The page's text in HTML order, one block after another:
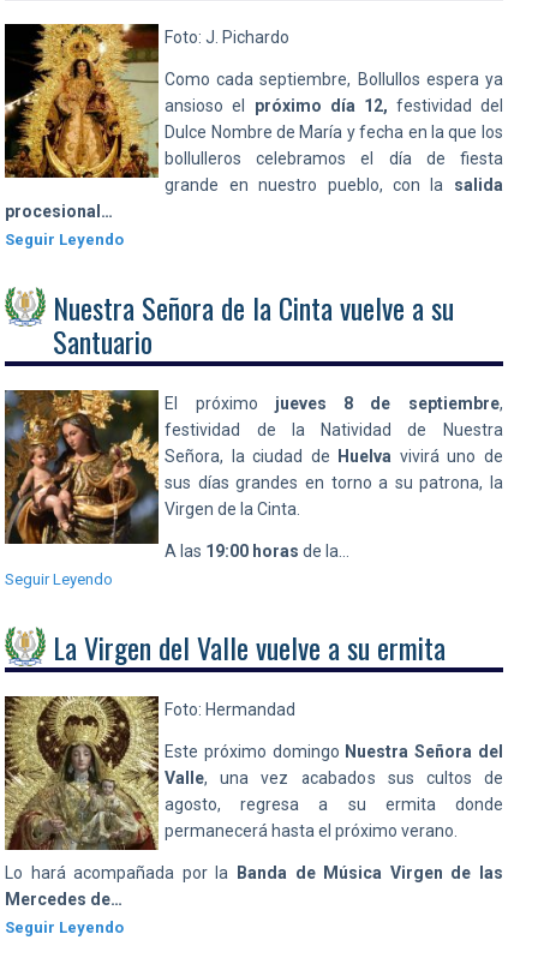
Foto: J. Pichardo
Como cada septiembre, Bollullos espera ya
ansioso el próximo día 12, festividad del
Dulce Nombre de María y fecha en la que los
bollulleros celebramos el día de fiesta
grande en nuestro pueblo, con la salida
procesional…
Seguir Leyendo
Nuestra Señora de la Cinta vuelve a su
Santuario
El próximo jueves 8 de septiembre,
festividad de la Natividad de Nuestra
Señora, la ciudad de
Huelva vivirá uno de
sus días grandes en torno a su patrona, la
Virgen de la Cinta.
A las 19:00 horas de la…
Seguir Leyendo
La Virgen del Valle vuelve a su ermita
Foto: Hermandad
Este próximo domingo Nuestra Señora del
Valle, una vez acabados sus cultos de
agosto, regresa a su ermita donde
permanecerá hasta el próximo verano.
Lo hará acompañada por la Banda de Música Virgen de las
Mercedes de…
Seguir Leyendo